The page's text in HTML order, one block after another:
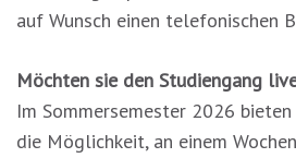
auf Wunsch einen telefonischen
Möchten sie den Studiengang
Im Sommersemester 2026
die Möglichkeit, an einem